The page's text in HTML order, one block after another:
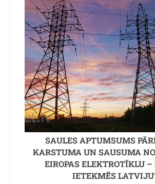
SAULES APTUMSUMS
KARSTUMA UN SAUSUMA
EIROPAS ELEKTROTĪKLU
IETEKMĒS